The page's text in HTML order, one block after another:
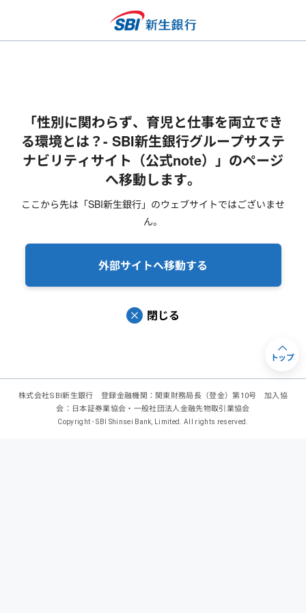
「性別に関わらず、育児と仕事を両立でき
る環境とは？- SBI新生銀行グループサステ
ナビリティサイト（公式note）」のページ
へ移動します。
ここから先は「SBI新生銀行」のウェブサイトではございませ
ん。
外部サイトへ移動する
閉じる
株式会社SBI新生銀行 登録金融機関：関東財務局長（登金）第10号 加入協
会：日本証券業協会・一般社団法人金融先物取引業協会
Copyright - SBI Shinsei Bank, Limited. All rights reserved.
トップ